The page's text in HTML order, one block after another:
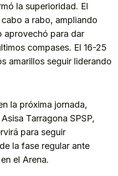
la superioridad. El
a rabo, ampliando
aprovechó para dar
compases. El 16-25
amarillos seguir liderando
la próxima jornada,
Tarragona SPSP,
para seguir
la fase regular ante
el Arena.